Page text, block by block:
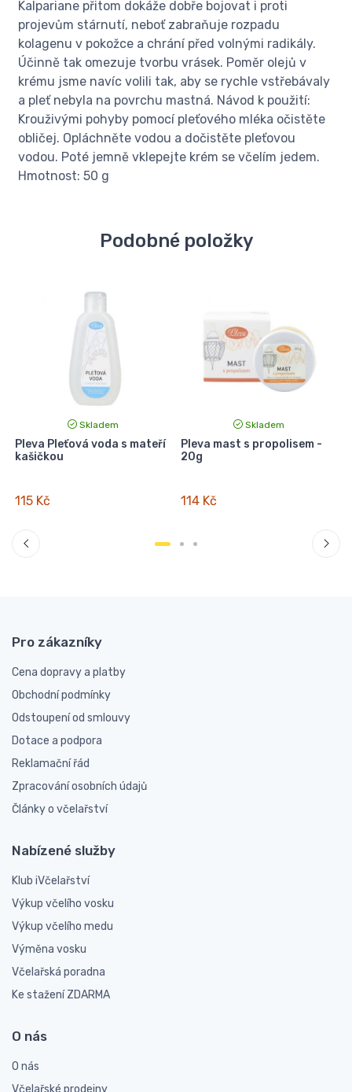
Kalpariane přitom dokáže dobře bojovat i proti
projevům stárnutí, neboť zabraňuje rozpadu
kolagenu v pokožce a chrání před volnými radikály.
Účinně tak omezuje tvorbu vrásek. Poměr olejů v
krému jsme navíc volili tak, aby se rychle vstřebávaly
a pleť nebyla na povrchu mastná. Návod k použití:
Krouživými pohyby pomocí pleťového mléka očistěte
obličej. Opláchněte vodou a dočistěte pleťovou
vodou. Poté jemně vklepejte krém se včelím jedem.
Hmotnost: 50 g
Podobné položky
Skladem
Pleva Pleťová voda s mateří
kašičkou
115 Kč
Skladem
Pleva mast s propolisem -
20g
114 Kč
Pro zákazníky
Cena dopravy a platby
Obchodní podmínky
Odstoupení od smlouvy
Dotace a podpora
Reklamační řád
Zpracování osobních údajů
Články o včelařství
Nabízené služby
Klub iVčelařství
Výkup včelího vosku
Výkup včelího medu
Výměna vosku
Včelařská poradna
Ke stažení ZDARMA
O nás
O nás
Včelařské prodejny